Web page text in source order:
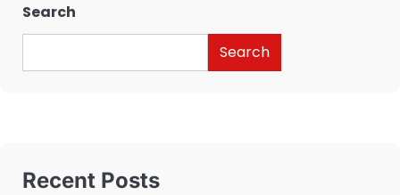
Search
Search
Recent Posts